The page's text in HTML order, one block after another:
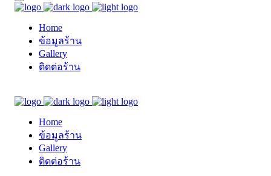
Home
ข้อมูลร้าน
Gallery
ติดต่อร้าน
Home
ข้อมูลร้าน
Gallery
ติดต่อร้าน